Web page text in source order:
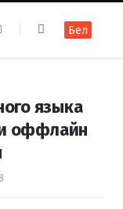
t
a
m
Бел
языка
оффлайн